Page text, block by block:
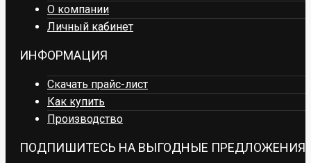
О компании
Личный кабинет
ИНФОРМАЦИЯ
Скачать прайс-лист
Как купить
Производство
ПОДПИШИТЕСЬ НА ВЫГОДНЫЕ ПРЕДЛОЖЕНИЯ